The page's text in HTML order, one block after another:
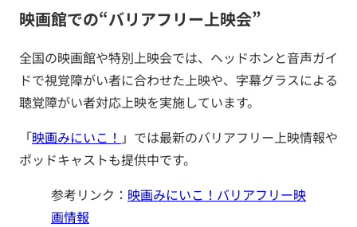
映画館での“バリアフリー上映会”
全国の映画館や特別上映会では、ヘッドホンと音声ガイ
ドで視覚障がい者に合わせた上映や、字幕グラスによる
聴覚障がい者対応上映を実施しています。
「映画みにいこ！ 」では最新のバリアフリー上映情報や
ポッドキャストも提供中です。
参考リンク： 映画みにいこ！バリアフリー映
画情報